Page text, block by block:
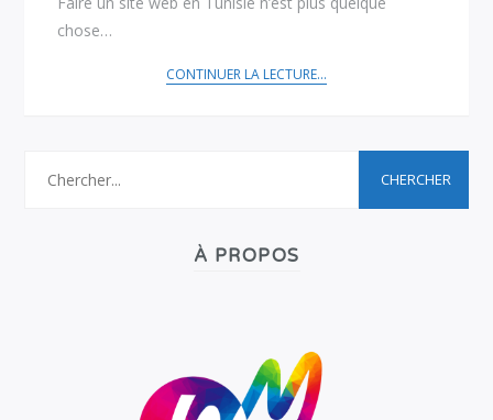
chose…
CONTINUER LA LECTURE...
À PROPOS